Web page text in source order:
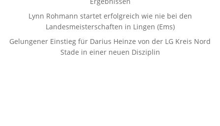
Lynn Rohmann startet erfolgreich wie nie bei den
Landesmeisterschaften in Lingen (Ems)
Gelungener Einstieg für Darius Heinze von der LG Kreis Nord
Stade in einer neuen Disziplin